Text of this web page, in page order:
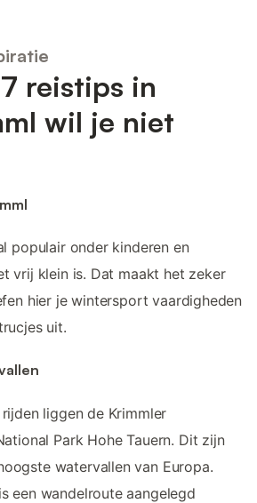
reistips in
wil je niet
populair onder kinderen en
vrij klein is. Dat maakt het zeker
hier je wintersport vaardigheden
uit.
liggen de Krimmler
Park Hohe Tauern. Dit zijn
watervallen van Europa.
een wandelroute aangelegd